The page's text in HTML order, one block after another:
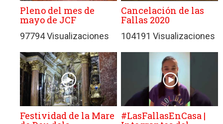
Pleno del mes de
mayo de JCF
97794 Visualizaciones
Cancelación de las
Fallas 2020
104191 Visualizaciones
Festividad de la Mare #LasFallasEnCasa |